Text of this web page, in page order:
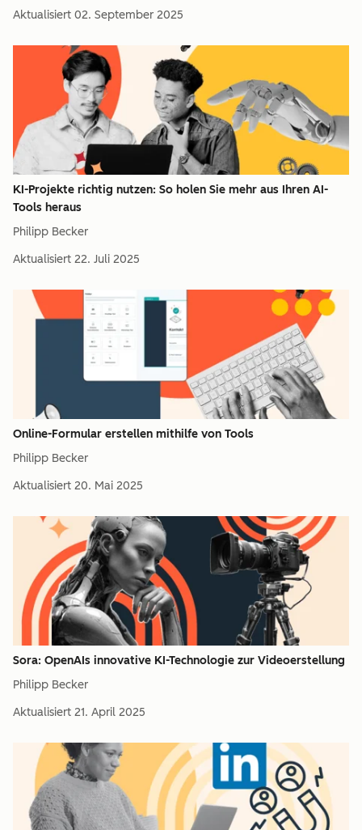
Aktualisiert 02. September 2025
KI-Projekte richtig nutzen: So holen Sie mehr aus Ihren AI-
Tools heraus
Philipp Becker
Aktualisiert 22. Juli 2025
Online-Formular erstellen mithilfe von Tools
Philipp Becker
Aktualisiert 20. Mai 2025
Sora: OpenAIs innovative KI-Technologie zur Videoerstellung
Philipp Becker
Aktualisiert 21. April 2025